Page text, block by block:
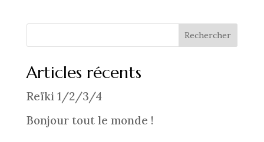
Rechercher
Articles récents
Reïki 1/2/3/4
Bonjour tout le monde !